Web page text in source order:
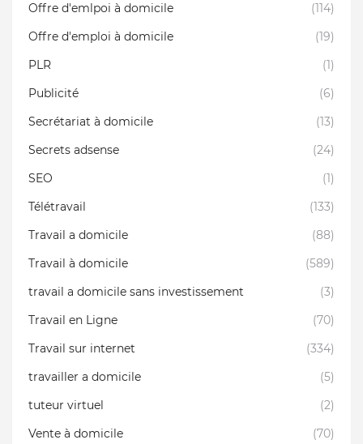
Offre d'emlpoi à domicile
(114)
Offre d'emploi à domicile
(19)
PLR
(1)
Publicité
(6)
Secrétariat à domicile
(13)
Secrets adsense
(24)
SEO
(1)
Télétravail
(133)
Travail a domicile
(88)
Travail à domicile
(589)
travail a domicile sans investissement
(3)
Travail en Ligne
(70)
Travail sur internet
(334)
travailler a domicile
(5)
tuteur virtuel
(2)
Vente à domicile
(70)